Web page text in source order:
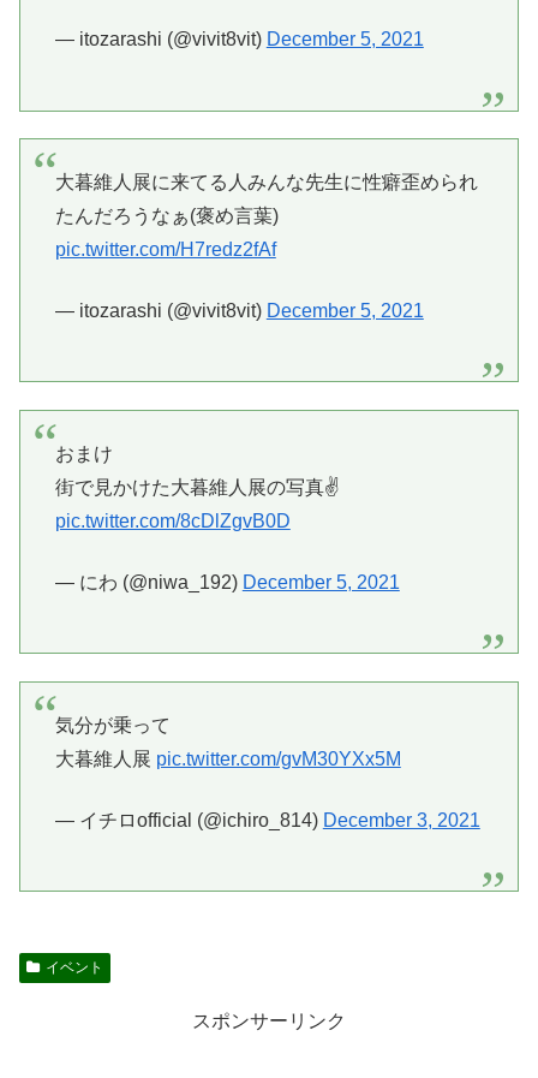
— itozarashi (@vivit8vit) December 5, 2021
大暮維人展に来てる人みんな先生に性癖歪められ
たんだろうなぁ(褒め言葉)
pic.twitter.com/H7redz2fAf
— itozarashi (@vivit8vit) December 5, 2021
おまけ
街で見かけた大暮維人展の写真✌️
pic.twitter.com/8cDlZgvB0D
— にわ (@niwa_192) December 5, 2021
気分が乗って
大暮維人展 pic.twitter.com/gvM30YXx5M
— イチロofficial (@ichiro_814) December 3, 2021
イベント
スポンサーリンク